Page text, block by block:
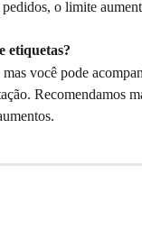
o limite
etiquetas?
você pode
Recomendamos